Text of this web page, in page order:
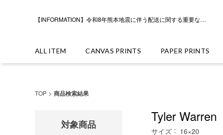
【INFORMATION】令和8年熊本地震に伴う配送に関する重要なお知らせ
ALL ITEM CANVAS PRINTS PAPER PRINTS
TOP 商品検索結果
対象商品
Tyler Warren
サイズ 16×20